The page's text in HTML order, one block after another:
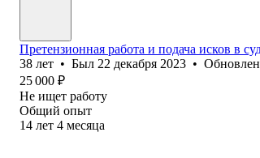
Претензионная работа и подача исков в
38 лет • Был 22 декабря 2023 •
25 000 ₽
Не ищет работу
Общий опыт
14 лет 4 месяца